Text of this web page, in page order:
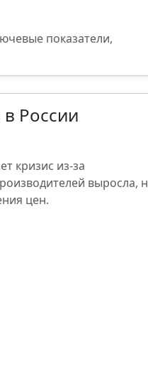
показатели,
России
кризис из-за
выросла,
цен.